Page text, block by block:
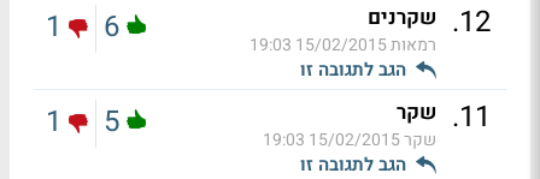
12
. שקרנים
רמאות15/02/2015 19:03
הגב לתגובה זו
6
1
11
. שקר
שקר15/02/2015 19:03
הגב לתגובה זו
5
1